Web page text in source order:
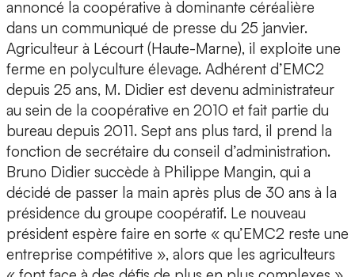
annoncé la coopérative à dominante céréalière
dans un communiqué de presse du 25 janvier.
Agriculteur à Lécourt (Haute-Marne), il exploite une
ferme en polyculture élevage. Adhérent d’EMC2
depuis 25 ans, M. Didier est devenu administrateur
au sein de la coopérative en 2010 et fait partie du
bureau depuis 2011. Sept ans plus tard, il prend la
fonction de secrétaire du conseil d’administration.
Bruno Didier succède à Philippe Mangin, qui a
décidé de passer la main après plus de 30 ans à la
présidence du groupe coopératif. Le nouveau
président espère faire en sorte « qu’EMC2 reste une
entreprise compétitive », alors que les agriculteurs